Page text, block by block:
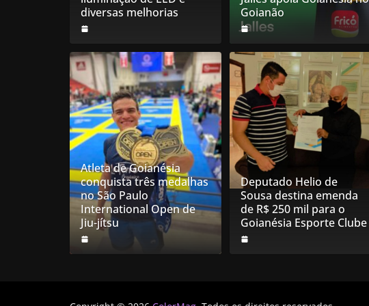
diversas melhorias
Goianão
Atleta de Goianésia
conquista três medalhas
no São Paulo
International Open de
Jiu-jítsu
Deputado Helio de
Sousa destina emenda
de R$ 250 mil para o
Goianésia Esporte Clube